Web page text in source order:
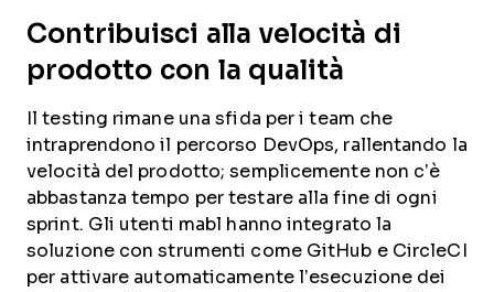
Contribuisci alla velocità di
prodotto con la qualità
Il testing rimane una sfida per i team che
intraprendono il percorso DevOps, rallentando la
velocità del prodotto; semplicemente non c’è
abbastanza tempo per testare alla fine di ogni
sprint. Gli utenti mabl hanno integrato la
soluzione con strumenti come GitHub e CircleCI
per attivare automaticamente l’esecuzione dei